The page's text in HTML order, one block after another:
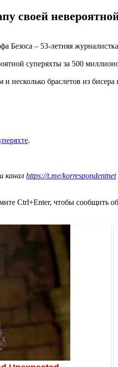
своей
Безоса – 53-летняя
суперяхты за 500
несколько браслетов из бисера
.
канал https://t.me/korrespondentnet
Ctrl+Enter, чтобы сообщить